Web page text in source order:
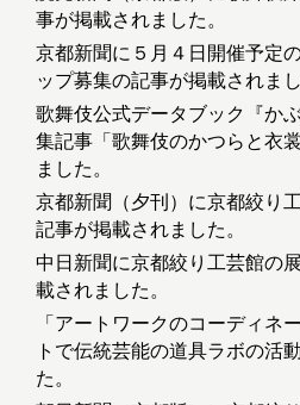
事が掲載されました。
京都新聞に５月４日開催予定
ップ募集の記事が掲載されまし
歌舞伎公式データブック『か
集記事「歌舞伎のかつらと衣
ました。
京都新聞（夕刊）に京都絞り
記事が掲載されました。
中日新聞に京都絞り工芸館の
載されました。
「アートワークのコーディネ
トで伝統芸能の道具ラボの活
た。